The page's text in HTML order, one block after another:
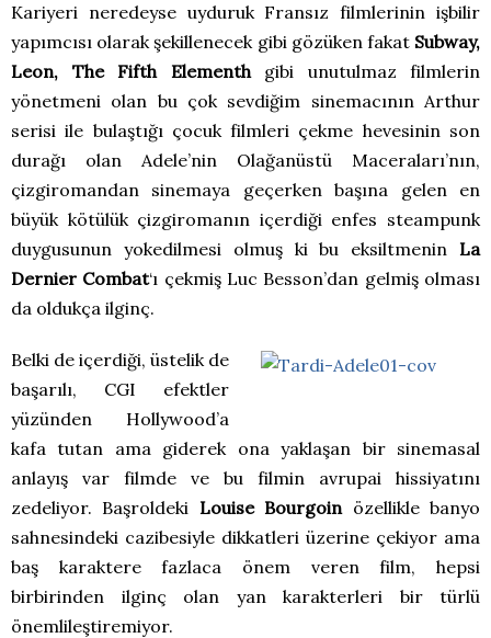
Kariyeri neredeyse uyduruk Fransız filmlerinin işbilir
yapımcısı olarak şekillenecek gibi gözüken fakat Subway,
Leon, The Fifth Elementhgibi unutulmaz filmlerin
yönetmeni olan bu çok sevdiğim sinemacının Arthur
serisi ile bulaştığı çocuk filmleri çekme hevesinin son
durağı olan Adele’nin Olağanüstü Maceraları’nın,
çizgiromandan sinemaya geçerken başına gelen en
büyük kötülük çizgiromanın içerdiği enfes steampunk
duygusunun yokedilmesi olmuş ki bu eksiltmenin La
Dernier Combat‘ı çekmiş Luc Besson’dan gelmiş olması
da oldukça ilginç.
Belki de içerdiği, üstelik de
başarılı, CGI efektler
yüzünden Hollywood’a
kafa tutan ama giderek ona yaklaşan bir sinemasal
anlayış var filmde ve bu filmin avrupai hissiyatını
zedeliyor. Başroldeki Louise Bourgoinözellikle banyo
sahnesindeki cazibesiyle dikkatleri üzerine çekiyor ama
baş karaktere fazlaca önem veren film, hepsi
birbirinden ilginç olan yan karakterleri bir türlü
önemlileştiremiyor.